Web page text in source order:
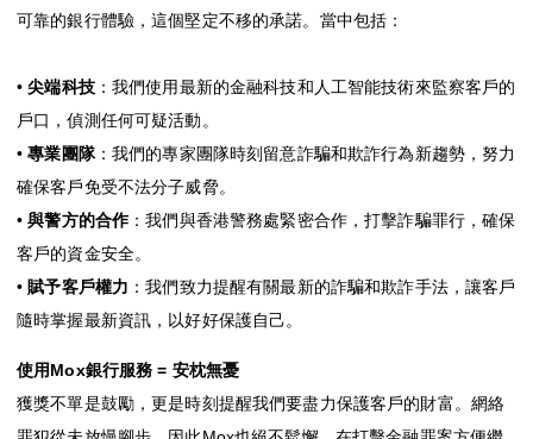
可靠的銀行體驗，這個堅定不移的承諾。當中包括：
•尖端科技：我們使用最新的金融科技和人工智能技術來監察客戶的
戶口，偵測任何可疑活動。
•專業團隊：我們的專家團隊時刻留意詐騙和欺詐行為新趨勢，努力
確保客戶免受不法分子威脅。
•與警方的合作：我們與香港警務處緊密合作，打擊詐騙罪行，確保
客戶的資金安全。
• 賦予客戶權力 ：我們致力提醒有關最新的詐騙和欺詐手法，讓客戶
隨時掌握最新資訊，以好好保護自己。
使用Mox銀行服務 = 安枕無憂
獲獎不單是鼓勵，更是時刻提醒我們要盡力保護客戶的財富。網絡